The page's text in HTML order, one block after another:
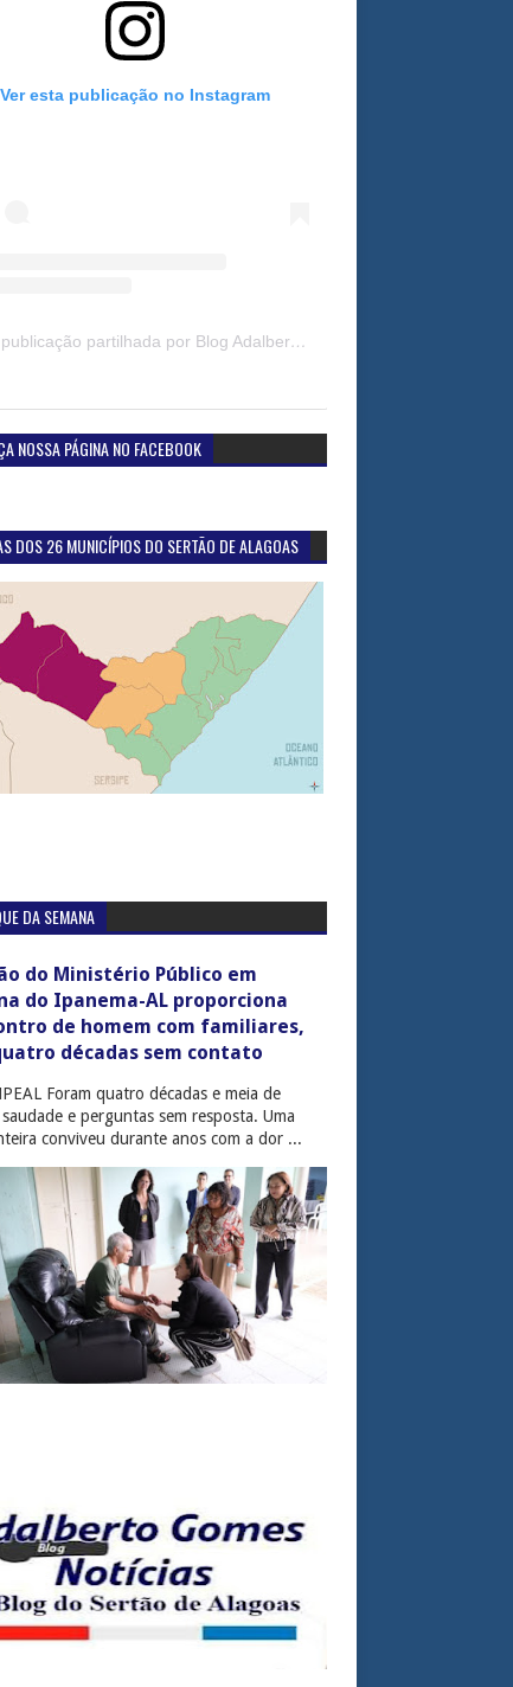
Ver esta publicação no Instagram
Uma publicação partilhada por Blog Adalberto Gomes Noticias (@blogadalbertogomesnoticiass)
NOSSA PÁGINA NO FACEBOOK
DOS 26 MUNICÍPIOS DO SERTÃO DE ALAGOAS
DA SEMANA
do Ministério Público em
do Ipanema-AL proporciona
de homem com familiares,
décadas sem contato
Foram quatro décadas e meia de
e perguntas sem resposta. Uma
conviveu durante anos com a dor ...